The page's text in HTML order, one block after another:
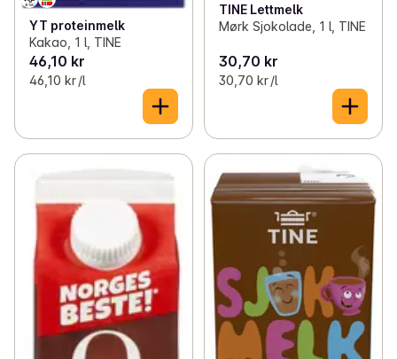
YT proteinmelk
Kakao, 1 l, TINE
46,10 kr
46,10 kr /l
TINE Lettmelk
Mørk Sjokolade, 1 l, TINE
30,70 kr
30,70 kr /l